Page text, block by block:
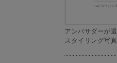
アンバサダーが
スタイリング写真